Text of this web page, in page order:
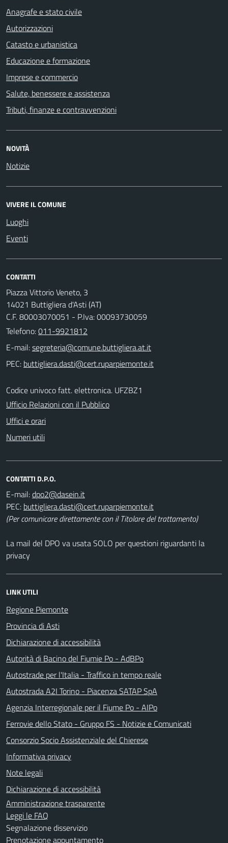
Anagrafe e stato civile
Autorizzazioni
Catasto e urbanistica
Educazione e formazione
Imprese e commercio
Salute, benessere e assistenza
Tributi, finanze e contravvenzioni
NOVITÀ
Notizie
VIVERE IL COMUNE
Luoghi
Eventi
CONTATTI
Piazza Vittorio Veneto, 3
14021 Buttigliera d'Asti (AT)
C.F. 80003070051 - P.Iva: 00093730059
Telefono:011-9921812
E-mail:
PEC:
Codice univoco fatt. elettronica. UFZBZ1
Ufficio Relazioni con il Pubblico
Uffici e orari
Numeri utili
CONTATTI D.P.O.
E-mail:
PEC:
(Per comunicare direttamente con il Titolare del trattamento)
La mail del DPO va usata SOLO per questioni riguardanti la
privacy
LINK UTILI
Regione Piemonte
Provincia di Asti
Dichiarazione di accessibilità
Autorità di Bacino del Fiumie Po - AdBPo
Autostrade per l'Italia - Traffico in tempo reale
Autostrada A2I Torino - Piacenza SATAP SpA
Agenzia Interregionale per il Fiume Po - AIPo
Ferrovie dello Stato - Gruppo FS - Notizie e Comunicati
Consorzio Socio Assistenziale del Chierese
Informativa privacy
Note legali
Dichiarazione di accessibilità
Amministrazione trasparente
Leggi le FAQ
Segnalazione disservizio
Prenotazione appuntamento